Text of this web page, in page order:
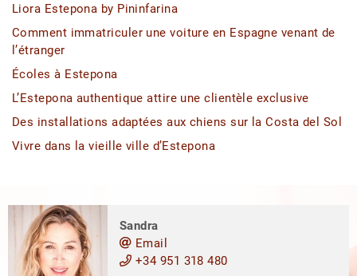
Liora Estepona by Pininfarina
Comment immatriculer une voiture en Espagne venant de
l’étranger
Écoles à Estepona
L’Estepona authentique attire une clientèle exclusive
Des installations adaptées aux chiens sur la Costa del Sol
Vivre dans la vieille ville d’Estepona
Sandra
Email
+34 951 318 480